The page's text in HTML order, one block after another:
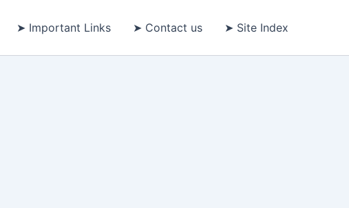
➤ Important Links ➤ Contact us ➤ Site Index